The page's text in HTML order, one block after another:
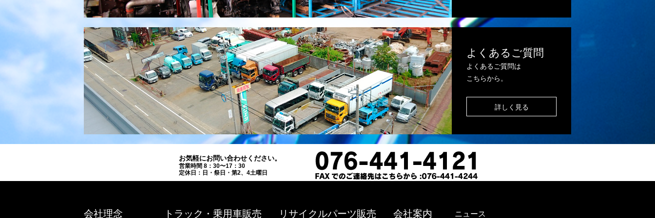
よくあるご質問
よくあるご質問は
こちらから。
詳しく見る
お気軽にお問い合わせください。
営業時間 8：30〜17：30
定休日：日・祭日・第2、4土曜日
会社理念 トラック・乗用車販売 リサイクルパーツ販売 会社案内 ニュース